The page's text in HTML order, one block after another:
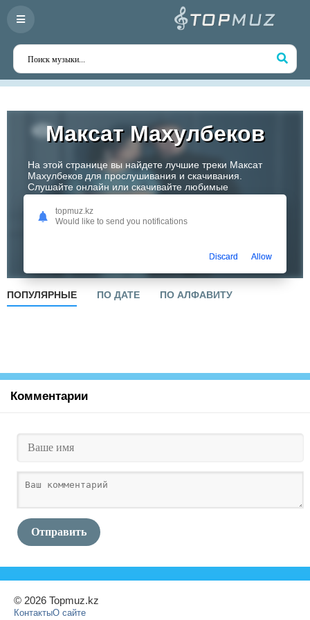
Максат Махулбеков
На этой странице вы найдете лучшие треки Максат
Махулбеков для прослушивания и скачивания.
Слушайте онлайн или скачивайте любимые
композиции в высоком качестве. Откройте для себя
творчество одного из самых перспективных артистов
Казахстана!
ПОПУЛЯРНЫЕ ПО ДАТЕ ПО АЛФАВИТУ
Комментарии
Отправить
© 2026 Topmuz.kz
КонтактыО сайте
topmuz.kz
Would like to send you notifications
Discard Allow